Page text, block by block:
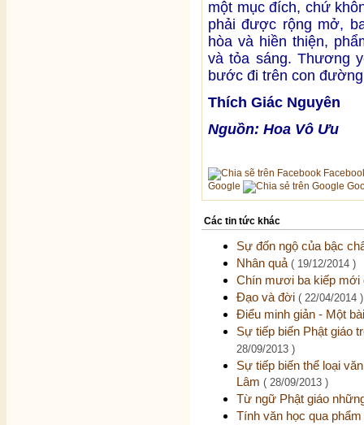
một mục đích, chứ
phải được rộng mở,
hòa và hiền thiện,
và tỏa sáng. Thương
bước đi trên con
Thích Giác Nguyên
Nguồn: Hoa Vô Ưu
Google
Các tin tức khác
Sự đốn ngộ của bậc
Nhân quả ( 19/12/2014 )
Chín mươi ba kiếp mới
Đạo và đời ( 22/04/2014 )
Điểu minh giản - Một
Sự tiếp biến Phật giáo
28/09/2013 )
Sự tiếp biến thể loại
Lâm ( 28/09/2013 )
Từ ngữ Phật giáo
Tính văn học qua